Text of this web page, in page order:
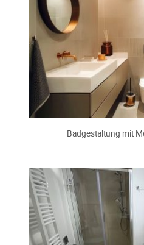
Badgestaltung mit